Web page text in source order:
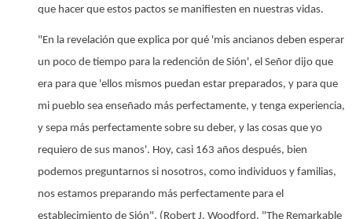
que hacer que estos pactos se manifiesten en nuestras vidas.
"En la revelación que explica por qué 'mis ancianos deben esperar
un poco de tiempo para la redención de Sión', el Señor dijo que
era para que 'ellos mismos puedan estar preparados, y para que
mi pueblo sea enseñado más perfectamente, y tenga experiencia,
y sepa más perfectamente sobre su deber, y las cosas que yo
requiero de sus manos'. Hoy, casi 163 años después, bien
podemos preguntarnos si nosotros, como individuos y familias,
nos estamos preparando más perfectamente para el
establecimiento de Sión". (Robert J. Woodford, "The Remarkable